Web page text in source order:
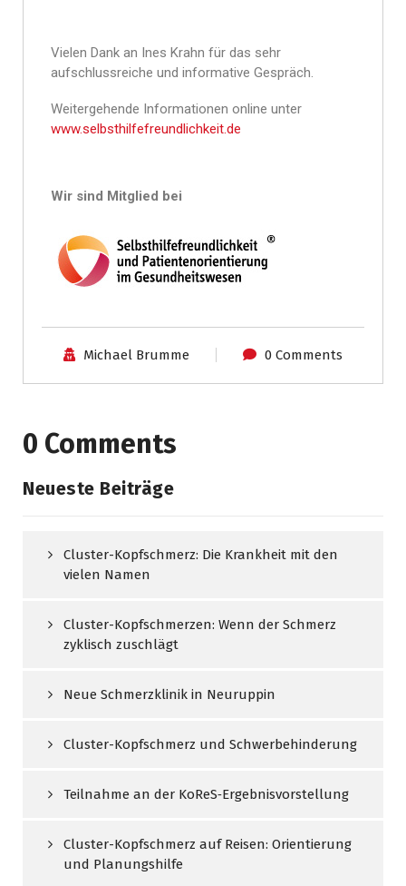
Vielen Dank an Ines Krahn für das sehr
aufschlussreiche und informative Gespräch.
Weitergehende Informationen online unter
www.selbsthilfefreundlichkeit.de
Wir sind Mitglied bei
Michael Brumme 0 Comments
0 Comments
Neueste Beiträge
Cluster-Kopfschmerz: Die Krankheit mit den
vielen Namen
Cluster-Kopfschmerzen: Wenn der Schmerz
zyklisch zuschlägt
Neue Schmerzklinik in Neuruppin
Cluster-Kopfschmerz und Schwerbehinderung
Teilnahme an der KoReS‑Ergebnisvorstellung
Cluster-Kopfschmerz auf Reisen: Orientierung
und Planungshilfe